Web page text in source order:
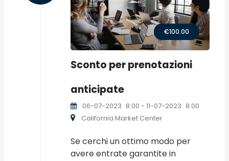
€100.00
Sconto per prenotazioni
anticipate
06-07-2023 8:00 - 11-07-2023 8:00
California Market Center
Se cerchi un ottimo modo per
avere entrate garantite in